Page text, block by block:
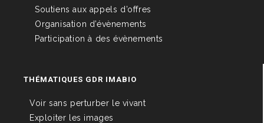
Soutiens aux appels d’offres
Organisation d’évènements
Participation à des évènements
THÉMATIQUES GDR IMABIO
Voir sans perturber le vivant
Exploiter les images